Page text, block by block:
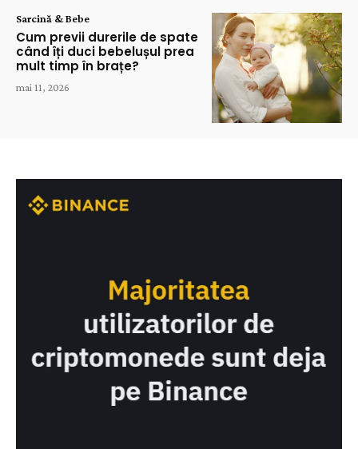
Sarcină & Bebe
Cum previi durerile de spate
când îți duci bebelușul prea
mult timp în brațe?
mai 11, 2026